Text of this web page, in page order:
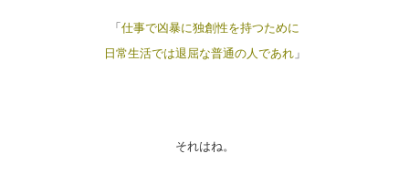
「 仕事で凶暴に独創性を持つために
日常生活では退屈な普通の人であれ」
それはね。